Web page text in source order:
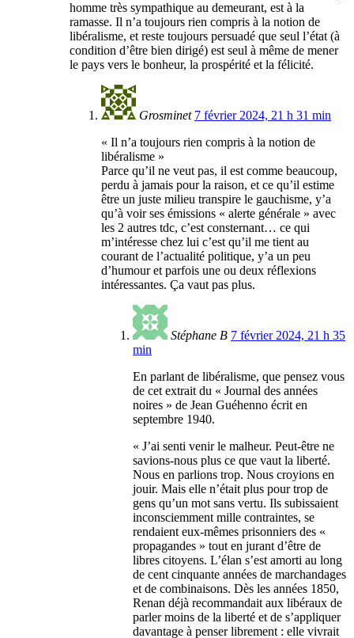
homme très sympathique au demeurant, est à la
ramasse. Il n’a toujours rien compris à la notion de
libéralisme, et reste toujours persuadé que seul l’état (à
condition d’être bien dirigé) est seul à même de mener
le pays vers le bonheur, la prospérité et la félicité.
Grosminet 7 février 2024, 21 h 31 min
« Il n’a toujours rien compris à la notion de
libéralisme »
Parce qu’il ne veut pas, il est comme beaucoup,
perdu à jamais pour la raison, et ce qu’il estime
être un juste milieu transpire le gauchisme, y’a
qu’à voir ses émissions « alerte générale » avec
les 2 autres tdc, c’est consternant… ce qui
m’intéresse chez lui c’est qu’il me tient au
courant de l’actualité politique, y’a un peu
d’humour et parfois une ou deux réflexions
intéressantes. Ça vaut pas plus.
Stéphane B 7 février 2024, 21 h 35
min
En parlant de libéralisme, que pensez vous
de cet extrait du « Journal des années
noires » de Jean Guéhenno écrit en
septembre 1940.
« J’ai senti venir le malheur. Peut-être ne
savions-nous plus ce que vaut la liberté.
Nous en parlions trop. Nous croyions en
jouir. Mais elle n’était plus pour trop de
gens qu’un mot sans vertu. Ils subissaient
inconsciemment mille contraintes, se
rendaient eux-mêmes prisonniers des «
propagandes » tout en jurant d’être de
libres citoyens. L’élan s’est amorti au long
de cent cinquante années de marchandages
et de combinaisons. Dès les années 1850,
Renan déjà recommandait aux libéraux de
parler moins de la liberté et de s’appliquer
davantage à penser librement : elle vivrait